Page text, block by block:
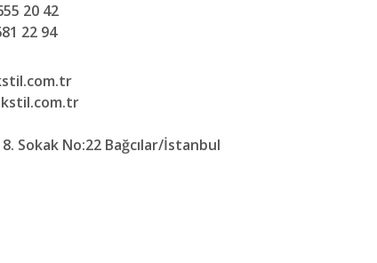
20 42
22 94
Sokak No:22 Bağcılar/İstanbul